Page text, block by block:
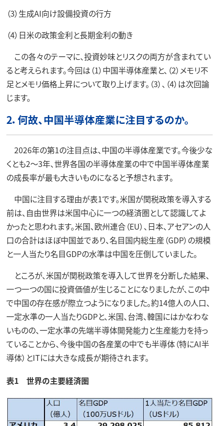
（3）生成AI向け設備投資の行方
（4）日米の政策金利と長期金利の動き
この各々のテーマに、投資妙味とリスクの両方が含まれてい
ると考えられます。今回は（1）中国半導体産業と、（2）メモリ不
足とメモリ価格上昇について取り上げます。（3）、（4）は次回論
じます。
2．何故、中国半導体産業に注目するのか。
2026年の第1の注目点は、中国の半導体産業です。今後少な
くとも2～3年、世界各国の半導体産業の中で中国半導体産業
の成長率が最も大きいものになると予想されます。
中国に注目する理由が表1です。米国が関税政策を導入する
前は、自由世界は米国中心に一つの経済圏として認識してよ
かったと思われます。米国、欧州連合（EU）、日本、アセアンの人
口の合計はほぼ中国並であり、名目国内総生産（GDP）の規模
と一人当たり名目GDPの水準は中国を圧倒していました。
ところが、米国が関税政策を導入して世界を分断した結果、
一つ一つの国に投資価値が生じることになりましたが、この中
で中国の存在感が際立つようになりました。約14億人の人口、
一定水準の一人当たりGDPと、米国、台湾、韓国にはかなわな
いものの、一定水準の先端半導体開発能力と生産能力を持っ
ていることから、今後中国の各産業の中でも半導体（特にAI半
導体）とITには大きな成長が期待されます。
表1 世界の主要経済圏